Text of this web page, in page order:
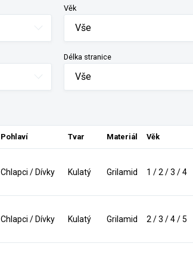
Věk
Vše
Délka stranice
Vše
Pohlaví Tvar Materiál Věk
Chlapci / Dívky Kulatý Grilamid 1 / 2 / 3 / 4
Chlapci / Dívky Kulatý Grilamid 2 / 3 / 4 / 5